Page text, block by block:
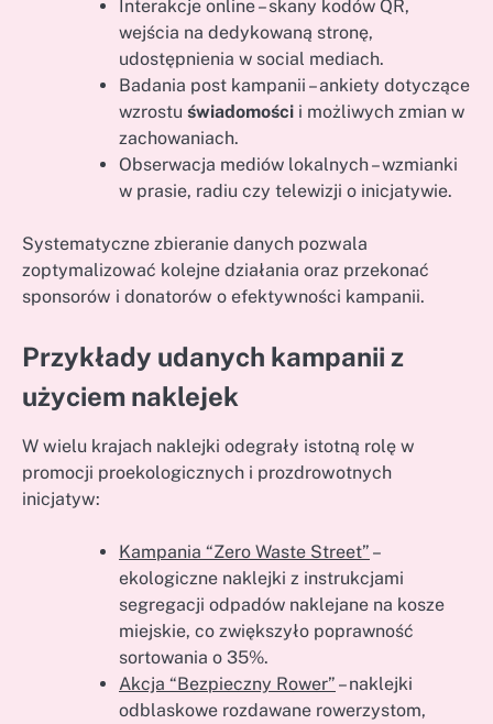
Interakcje online – skany kodów QR,
wejścia na dedykowaną stronę,
udostępnienia w social mediach.
Badania post kampanii – ankiety dotyczące
wzrostu świadomości i możliwych zmian w
zachowaniach.
Obserwacja mediów lokalnych – wzmianki
w prasie, radiu czy telewizji o inicjatywie.
Systematyczne zbieranie danych pozwala
zoptymalizować kolejne działania oraz przekonać
sponsorów i donatorów o efektywności kampanii.
Przykłady udanych kampanii z
użyciem naklejek
W wielu krajach naklejki odegrały istotną rolę w
promocji proekologicznych i prozdrowotnych
inicjatyw:
Kampania “Zero Waste Street” –
ekologiczne naklejki z instrukcjami
segregacji odpadów naklejane na kosze
miejskie, co zwiększyło poprawność
sortowania o 35%.
Akcja “Bezpieczny Rower” – naklejki
odblaskowe rozdawane rowerzystom,